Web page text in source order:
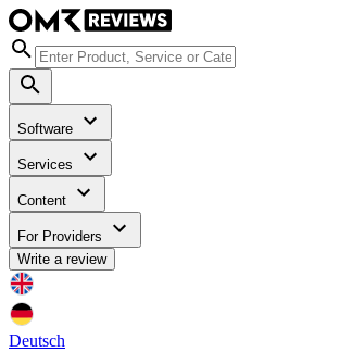
Software
Services
Content
For Providers
Write a review
Deutsch